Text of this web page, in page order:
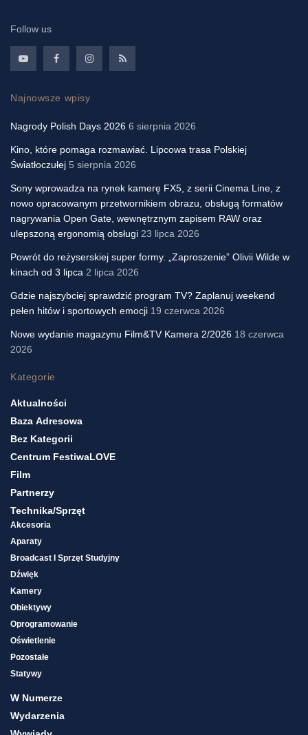
Follow us
Najnowsze wpisy
Nagrody Polish Days 2026 6 sierpnia 2026
Kino, które pomaga rozmawiać. Lipcowa trasa Polskiej
Światłoczułej 5 sierpnia 2026
Sony wprowadza na rynek kamerę FX5, z serii Cinema Line, z
nowo opracowanym przetwornikiem obrazu, obsługą formatów
nagrywania Open Gate, wewnętrznym zapisem RAW oraz
ulepszoną ergonomią obsługi 23 lipca 2026
Powrót do reżyserskiej super formy. „Zaproszenie” Olivii Wilde w
kinach od 3 lipca 2 lipca 2026
Gdzie najszybciej sprawdzić program TV? Zaplanuj weekend
pełen hitów i sportowych emocji 19 czerwca 2026
Nowe wydanie magazynu Film&TV Kamera 2/2026 18 czerwca
2026
Kategorie
Aktualności
Baza Adresowa
Bez Kategorii
Centrum FestiwaLOVE
Film
Partnerzy
Technika/sprzęt
Akcesoria
Aparaty
Broadcast I Sprzęt Studyjny
Dźwięk
Kamery
Obiektywy
Oprogramowanie
Oświetlenie
Pozostałe
Statywy
W Numerze
Wydarzenia